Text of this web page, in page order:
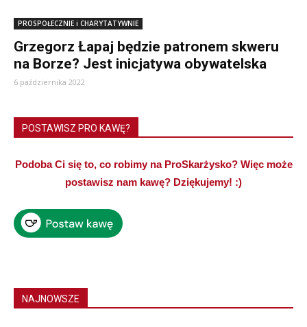
PROSPOŁECZNIE i CHARYTATYWNIE
Grzegorz Łapaj będzie patronem skweru
na Borze? Jest inicjatywa obywatelska
6 października 2022
POSTAWISZ PRO KAWĘ?
Podoba Ci się to, co robimy na ProSkarżysko? Więc może
postawisz nam kawę? Dziękujemy! :)
NAJNOWSZE